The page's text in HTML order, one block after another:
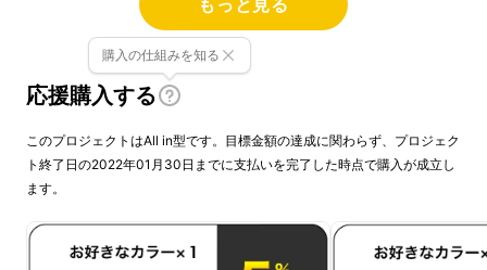
カーナビがAndroid化すると何ができるのか？
その答えはGoogle Play Storeで
るアプリをインストールすることができるよう
になるんです。スマホのミラーリング機能だと
もっと見る
応援購入する
購入の仕組みを知る
このプロジェクトはAll in型です。目標金額の達成に関わらず、プロジェク
ト終了日の2022年01月30日までに支払いを完了した時点で購入が成立し
ます。